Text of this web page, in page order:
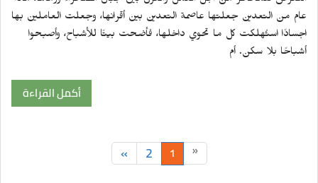
عام من التعدين جعلتها عاصمة التعدين بين أقرانها، وجعلت العاملين بها
اجسادًا استُهلكت كل ما تحوي داخلها، فأضحت بيتًا للأشباح، وأصبحوا
أشباحًا بلا سكن. أم
أكمل القراءة
«
1
2
»